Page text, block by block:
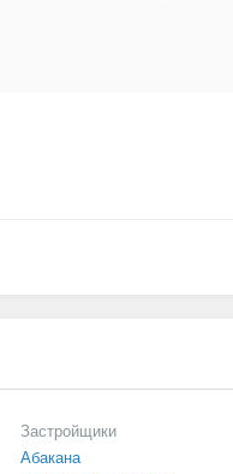
Застройщики
Абакана